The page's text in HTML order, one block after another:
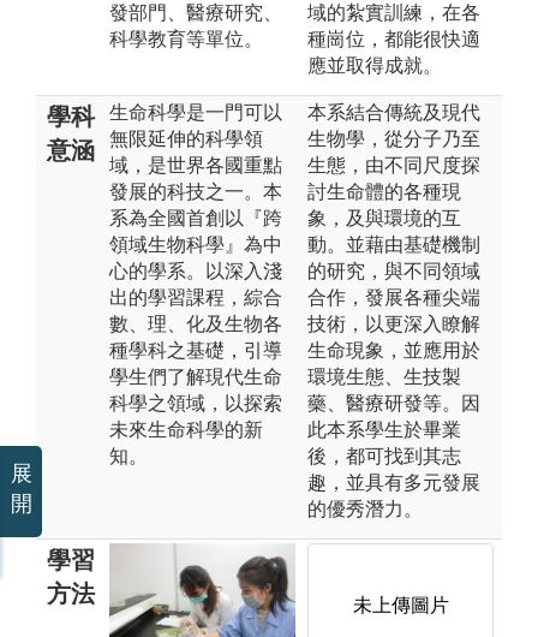
發部門、醫療研究、
科學教育等單位。
域的紮實訓練，在各
種崗位，都能很快適
應並取得成就。
學科
意涵
生命科學是一門可以
無限延伸的科學領
域，是世界各國重點
發展的科技之一。本
系為全國首創以『跨
領域生物科學』為中
心的學系。以深入淺
出的學習課程，綜合
數、理、化及生物各
種學科之基礎，引導
學生們了解現代生命
科學之領域，以探索
未來生命科學的新
知。
本系結合傳統及現代
生物學，從分子乃至
生態，由不同尺度探
討生命體的各種現
象，及與環境的互
動。並藉由基礎機制
的研究，與不同領域
合作，發展各種尖端
技術，以更深入瞭解
生命現象，並應用於
環境生態、生技製
藥、醫療研發等。因
此本系學生於畢業
後，都可找到其志
趣，並具有多元發展
的優秀潛力。
學習
方法
未上傳圖片
展
開